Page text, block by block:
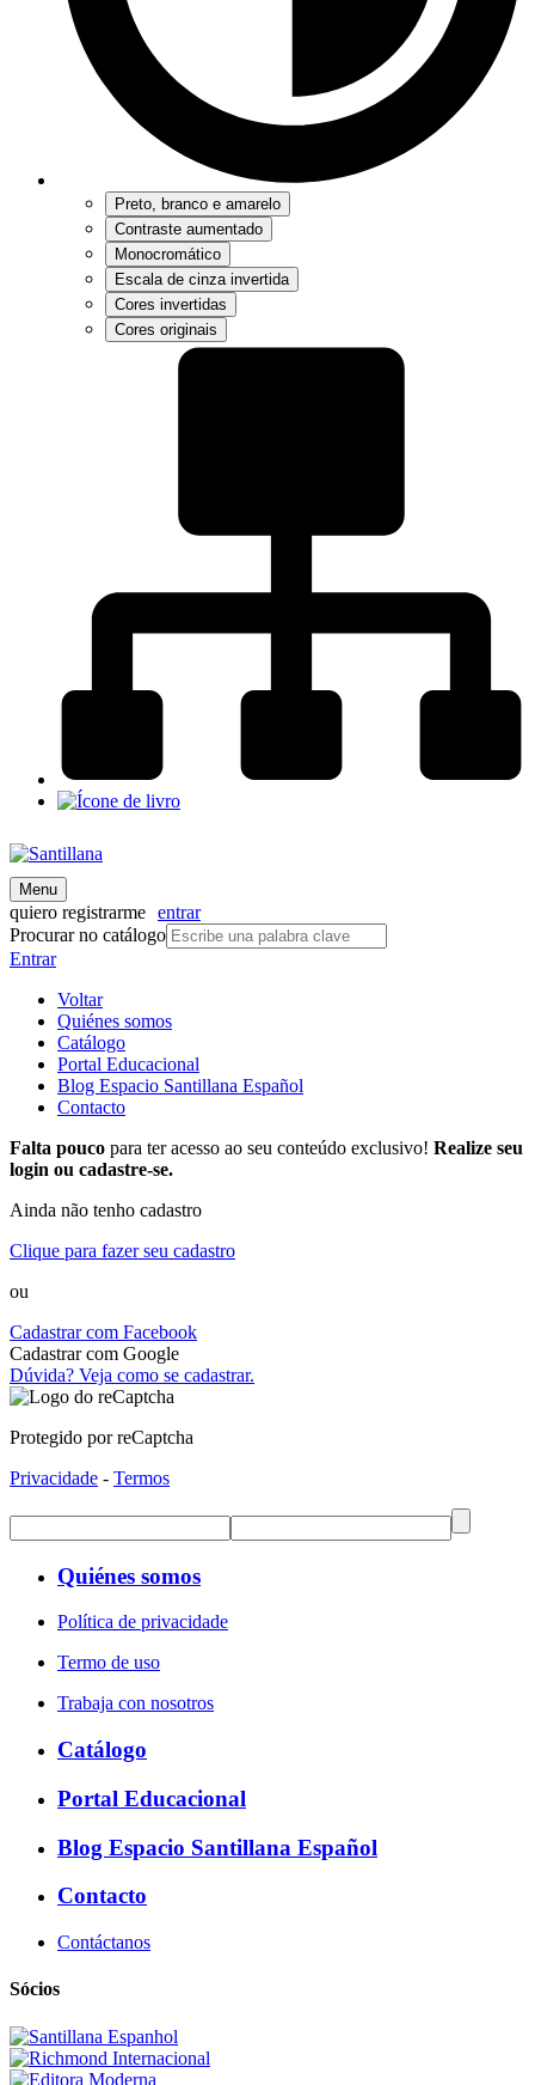
Preto, branco e amarelo
Contraste aumentado
Monocromático
Escala de cinza invertida
Cores invertidas
Cores originais
Menu
quiero registrarme entrar
Procurar no catálogo
Entrar
Voltar
Quiénes somos
Catálogo
Portal Educacional
Blog Espacio Santillana Español
Contacto
Falta pouco para ter acesso ao seu conteúdo exclusivo! Realize seu
login ou cadastre-se.
Ainda não tenho cadastro
Clique para fazer seu cadastro
ou
Cadastrar com Facebook
Cadastrar com Google
Dúvida? Veja como se cadastrar.
Protegido por reCaptcha
Privacidade - Termos
Quiénes somos
Política de privacidade
Termo de uso
Trabaja con nosotros
Catálogo
Portal Educacional
Blog Espacio Santillana Español
Contacto
Contáctanos
Sócios